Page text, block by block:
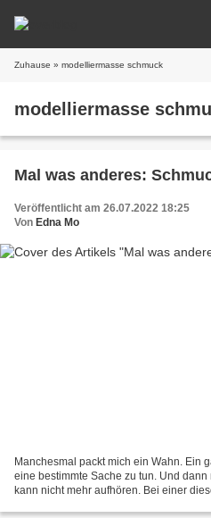
Zuhause » modelliermasse schmuck
modelliermasse
Mal was anderes:
Veröffentlicht am 26.07.2022 18:25
Von Edna Mo
Manchesmal packt mich ein Wahn. Ein
eine bestimmte Sache zu tun. Und
kann nicht mehr aufhören. Bei einer